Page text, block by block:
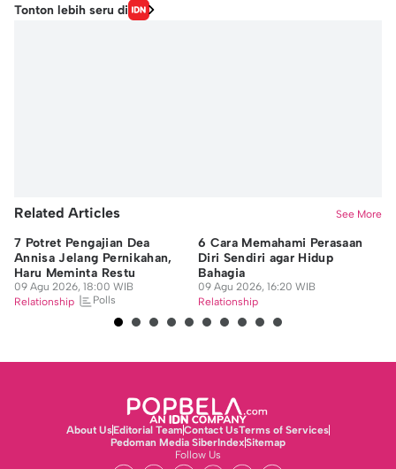
Tonton lebih seru di
Related Articles See More
7 Potret Pengajian Dea
Annisa Jelang Pernikahan,
Haru Meminta Restu
09 Agu 2026, 18:00 WIB
Relationship
Polls
6 Cara Memahami Perasaan
Diri Sendiri agar Hidup
Bahagia
09 Agu 2026, 16:20 WIB
Relationship
About UsEditorial TeamContact UsTerms of Services
Pedoman Media SiberIndexSitemap
Follow Us